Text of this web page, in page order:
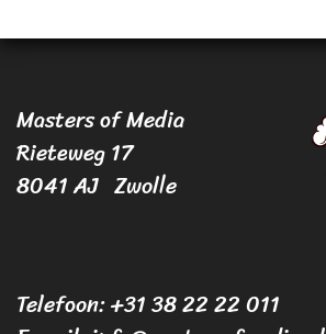
Masters of Media
Rieteweg 17
8041 AJ Zwolle
Telefoon: +31 38 22 22 011